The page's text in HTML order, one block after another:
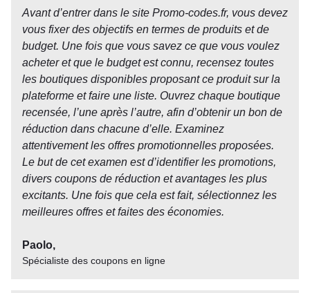
Avant d’entrer dans le site Promo-codes.fr, vous devez
vous fixer des objectifs en termes de produits et de
budget. Une fois que vous savez ce que vous voulez
acheter et que le budget est connu, recensez toutes
les boutiques disponibles proposant ce produit sur la
plateforme et faire une liste. Ouvrez chaque boutique
recensée, l’une après l’autre, afin d’obtenir un bon de
réduction dans chacune d’elle. Examinez
attentivement les offres promotionnelles proposées.
Le but de cet examen est d’identifier les promotions,
divers coupons de réduction et avantages les plus
excitants. Une fois que cela est fait, sélectionnez les
meilleures offres et faites des économies.
Paolo,
Spécialiste des coupons en ligne